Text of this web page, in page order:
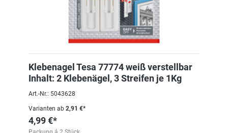
Klebenagel Tesa 77774 weiß verstellbar
Inhalt: 2 Klebenägel, 3 Streifen je 1Kg
Art.-Nr.: 5043628
Varianten ab 2,91 €*
4,99 €*